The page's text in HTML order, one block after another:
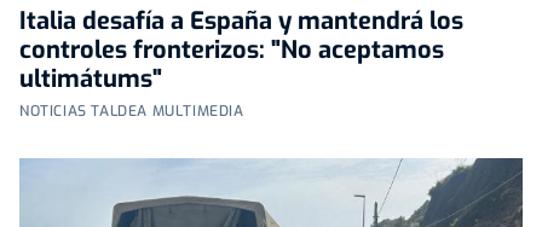
Italia desafía a España y mantendrá los
controles fronterizos: "No aceptamos
ultimátums"
NOTICIAS TALDEA MULTIMEDIA